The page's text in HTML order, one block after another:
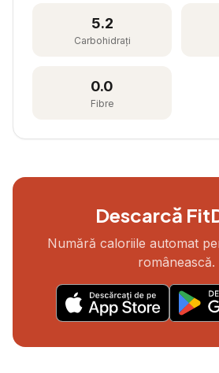
5.2
Carbohidrați
0.0
Fibre
Descarcă
Numără caloriile automat
românească.